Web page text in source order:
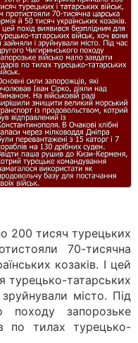
200 тисяч турецьких
70-тисячна
козаків. І цей
турецько-татарських
місто. Під
походу запорозьке
по тилах турецько-